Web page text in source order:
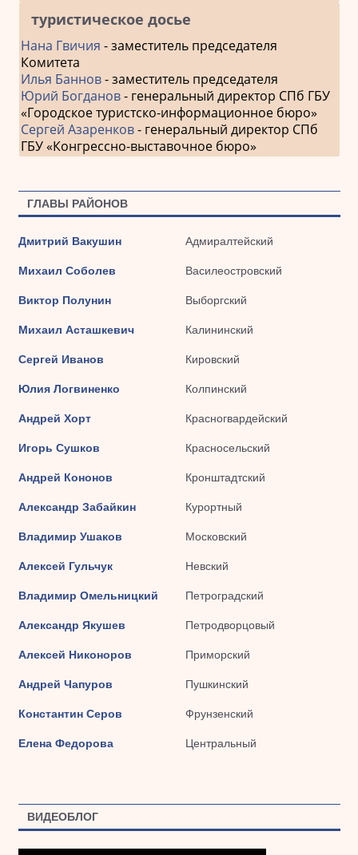
туристическое досье
Нана Гвичия - заместитель председателя
Комитета
Илья Баннов- заместитель председателя
Юрий Богданов- генеральный директор СПб ГБУ
«Городское туристско-информационное бюро»
Сергей Азаренков- генеральный директор СПб
ГБУ «Конгрессно-выставочное бюро»
ГЛАВЫ РАЙОНОВ
Дмитрий Вакушин Адмиралтейский
Михаил Соболев Василеостровский
Виктор Полунин Выборгский
Михаил Асташкевич Калининский
Сергей Иванов Кировский
Юлия Логвиненко Колпинский
Андрей Хорт Красногвардейский
Игорь Сушков Красносельский
Андрей Кононов Кронштадтский
Александр Забайкин Курортный
Владимир Ушаков Московский
Алексей Гульчук Невский
Владимир Омельницкий Петроградский
Александр Якушев Петродворцовый
Алексей Никоноров Приморский
Андрей Чапуров Пушкинский
Константин Серов Фрунзенский
Елена Федорова Центральный
ВИДЕОБЛОГ